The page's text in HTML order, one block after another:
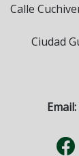
Calle
Ciudad
Email: